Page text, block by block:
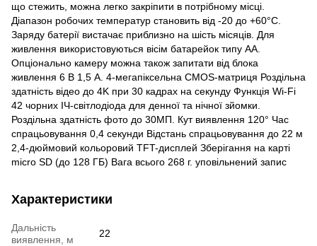
що стежить, можна легко закріпити в потрібному місці.
Діапазон робочих температур становить від -20 до +60°C.
Заряду батерії вистачає приблизно на шість місяців. Для
живлення використовуються вісім батарейок типу АА.
Опціонально камеру можна також запитати від блока
живлення 6 В 1,5 А. 4-мегапіксельна CMOS-матриця Роздільна
здатність відео до 4K при 30 кадрах на секунду Функція Wi-Fi
42 чорних ІЧ-світлодіода для денної та нічної зйомки.
Роздільна здатність фото до 30МП. Кут виявлення 120° Час
спрацьовування 0,4 секунди Відстань спрацьовування до 22 м
2,4-дюймовий кольоровий TFT-дисплей Зберігання на карті
micro SD (до 128 ГБ) Вага всього 268 г. уповільнений запис
Характеристики
Дальність
виявлення, м
22